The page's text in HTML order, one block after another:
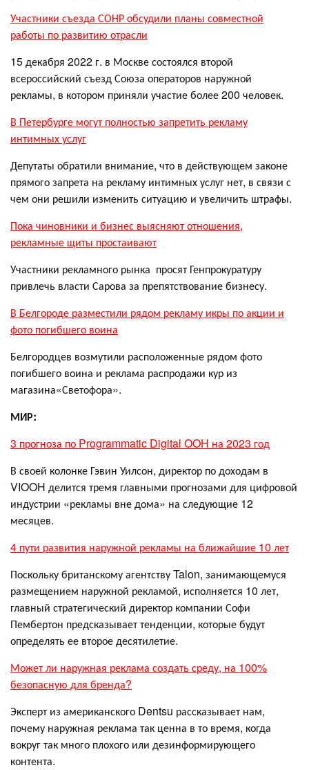
Участники съезда СОНР обсудили планы совместной
работы по развитию отрасли
15 декабря 2022 г. в Москве состоялся второй
всероссийский съезд Союза операторов наружной
рекламы, в котором приняли участие более 200 человек.
В Петербурге могут полностью запретить рекламу
интимных услуг
Депутаты обратили внимание, что в действующем законе
прямого запрета на рекламу интимных услуг нет, в связи с
чем они решили изменить ситуацию и увеличить штрафы.
Пока чиновники и бизнес выясняют отношения,
рекламные щиты простаивают
Участники рекламного рынка просят Генпрокуратуру
привлечь власти Сарова за препятствование бизнесу.
В Белгороде разместили рядом рекламу икры по акции и
фото погибшего воина
Белгородцев возмутили расположенные рядом фото
погибшего воина и реклама распродажи кур из
магазина«Светофора».
МИР:
3 прогноза по Programmatic Digital OOH на 2023 год
В своей колонке Гэвин Уилсон, директор по доходам в
VIOOH делится тремя главными прогнозами для цифровой
индустрии «рекламы вне дома» на следующие 12
месяцев.
4 пути развития наружной рекламы на ближайшие 10 лет
Поскольку британскому агентству Talon, занимающемуся
размещением наружной рекламой, исполняется 10 лет,
главный стратегический директор компании Софи
Пембертон предсказывает тенденции, которые будут
определять ее второе десятилетие.
Может ли наружная реклама создать среду, на 100%
безопасную для бренда?
Эксперт из американского Dentsu рассказывает нам,
почему наружная реклама так ценна в то время, когда
вокруг так много плохого или дезинформирующего
контента.